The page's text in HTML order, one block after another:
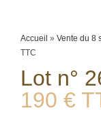
Accueil » Vente du 8
TTC
Lot n°
190 €